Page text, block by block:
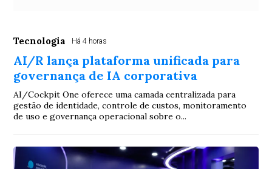
Tecnologia Há 4 horas
AI/R lança plataforma unificada para
governança de IA corporativa
AI/Cockpit One oferece uma camada centralizada para
gestão de identidade, controle de custos, monitoramento
de uso e governança operacional sobre o...